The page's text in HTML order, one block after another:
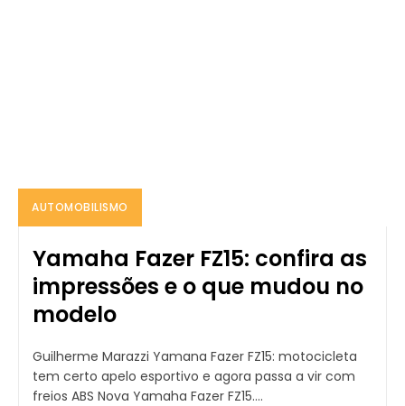
AUTOMOBILISMO
Yamaha Fazer FZ15: confira as
impressões e o que mudou no
modelo
Guilherme Marazzi Yamana Fazer FZ15: motocicleta
tem certo apelo esportivo e agora passa a vir com
freios ABS Nova Yamaha Fazer FZ15....